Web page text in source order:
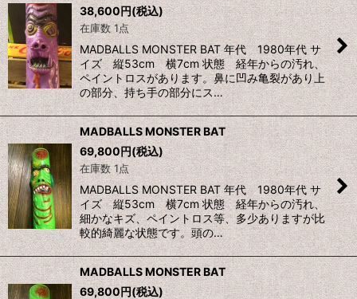
在庫あり
並び順:
絞り込む
38,600円(税込)
在庫数 1点
MADBALLS MONSTER BAT 年代 1980年代 サ
イズ 縦53cm 横7cm 状態 経年からの汚れ、
ペイントロスがあります。鼻に凹み亀裂があり上
の部分、持ち手の部分にス…
MADBALLS MONSTER BAT
69,800円(税込)
在庫数 1点
MADBALLS MONSTER BAT 年代 1980年代 サ
イズ 縦53cm 横7cm 状態 経年からの汚れ、
細かなキズ、ペイントロス等、多少ありますが比
較的綺麗な状態です。頭の…
MADBALLS MONSTER BAT
69,800円(税込)